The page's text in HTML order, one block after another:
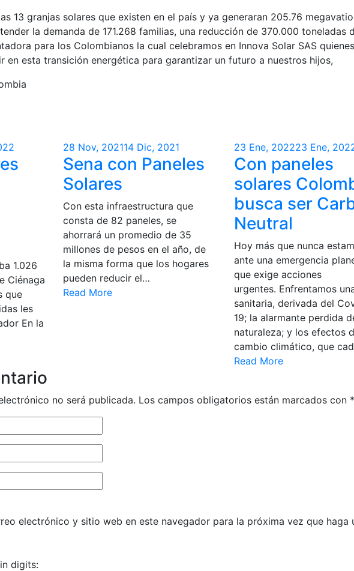
13 granjas solares que existen en el país y ya generaran 205.76
la demanda de 171.268 familias, una reducción de 370.000 toneladas
para los Colombianos la cual celebramos en Innova Solar SAS
en esta transición energética para garantizar un futuro a nuestros hijos,
1.026
Ciénaga
que
les
En la
28 Nov, 202114 Dic, 2021
Sena con Paneles
Solares
Con esta infraestructura que
consta de 82 paneles, se
ahorrará un promedio de 35
millones de pesos en el año, de
la misma forma que los hogares
pueden reducir el…
Read More
23 Ene, 202223 Ene,
Con paneles
solares
busca ser
Neutral
Hoy más que nunca
ante una emergencia
que exige acciones
urgentes. Enfrentamos
sanitaria, derivada del
19; la alarmante perdida
naturaleza; y los efectos
cambio climático, que
Read More
no será publicada. Los campos obligatorios están marcados con *
electrónico y sitio web en este navegador para la próxima vez que haga
digits: